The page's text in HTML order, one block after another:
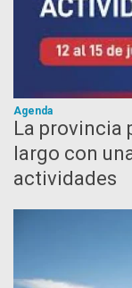
Agenda
La provincia
largo con
actividades